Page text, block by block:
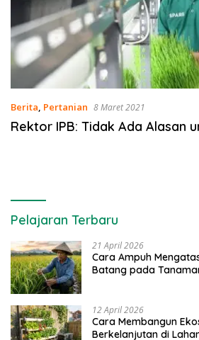
Berita, Pertanian 8 Maret 2021
Rektor IPB: Tidak Ada Alasan
Pelajaran Terbaru
21 April 2026
Cara Ampuh
Batang pada
12 April 2026
Cara Membangun
Berkelanjutan di